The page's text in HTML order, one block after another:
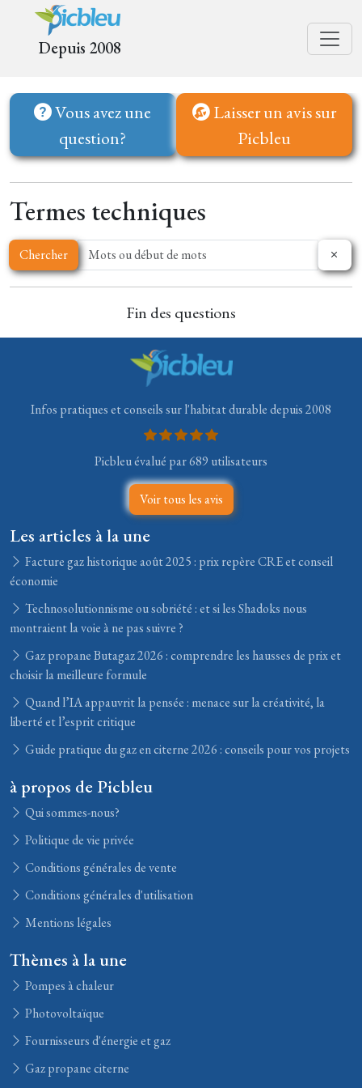
Depuis 2008
Vous avez une
question?
Laisser un avis sur
Picbleu
Termes techniques
Chercher
Fin des questions
Infos pratiques et conseils sur l'habitat durable depuis 2008
Picbleu évalué par 689 utilisateurs
Voir tous les avis
Les articles à la une
Facture gaz historique août 2025 : prix repère CRE et conseil
économie
Technosolutionnisme ou sobriété : et si les Shadoks nous
montraient la voie à ne pas suivre ?
Gaz propane Butagaz 2026 : comprendre les hausses de prix et
choisir la meilleure formule
Quand l’IA appauvrit la pensée : menace sur la créativité, la
liberté et l’esprit critique
Guide pratique du gaz en citerne 2026 : conseils pour vos projets
à propos de Picbleu
Qui sommes-nous?
Politique de vie privée
Conditions générales de vente
Conditions générales d'utilisation
Mentions légales
Thèmes à la une
Pompes à chaleur
Photovoltaïque
Fournisseurs d'énergie et gaz
Gaz propane citerne